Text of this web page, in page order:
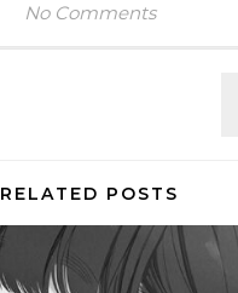
No Comments
RELATED POSTS